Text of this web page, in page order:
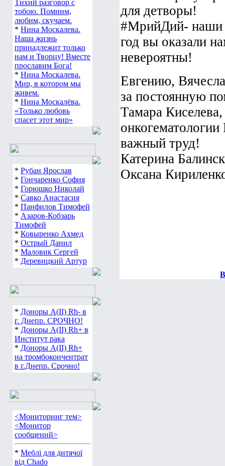
Тихий разговор с
тобою. Помним,
любим, скучаем.
* Нина Москалева.
Наша жизнь
принадлежит только
нам и Творцу! Вместе
прославим Бога!
* Нина Москалева.
Мир, в котором мы
живем.
* Нина Москалёва.
«Только любовь
спасет этот мир»
* Рубан Ярослав
* Гончаренко София
* Горюшко Николай
* Савко Анастасия
* Панфилов Тимофей
* Азаров-Кобзарь
Тимофей
* Ковыренко Ахмед
* Острый Данил
* Маловик Сергей
* Деревицкий Артур
* Доноры А(ІІ) Rh- в
г. Днепр. СРОЧНО!
* Доноры А(ІІ) Rh+ в
Институт рака
* Доноры А(ІІ) Rh+
на тромбокончентрат
в г.Днепр. Срочно!
<Мониторинг тем>
<Монитор
сообщений>
* Меблі для дитячої
від Chado
для детворы!
#МрийДий- наши
год вы оказали
невероятны!
Евгению,
за постоянную
Тамара
важный труд!
Катерина
Оксана